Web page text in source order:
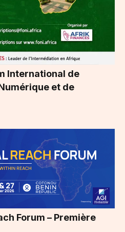
International de
et de
Forum – Première